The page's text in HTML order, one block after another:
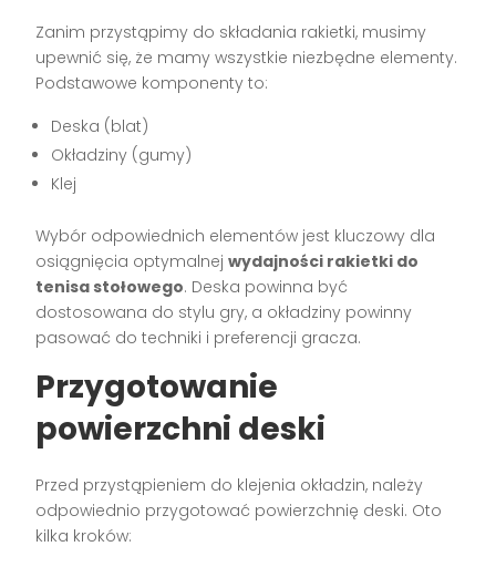
Zanim przystąpimy do składania rakietki, musimy
upewnić się, że mamy wszystkie niezbędne elementy.
Podstawowe komponenty to:
Deska (blat)
Okładziny (gumy)
Klej
Wybór odpowiednich elementów jest kluczowy dla
osiągnięcia optymalnejwydajności rakietki do
tenisa stołowego. Deska powinna być
dostosowana do stylu gry, a okładziny powinny
pasować do techniki i preferencji gracza.
Przygotowanie
powierzchni deski
Przed przystąpieniem do klejenia okładzin, należy
odpowiednio przygotować powierzchnię deski. Oto
kilka kroków: